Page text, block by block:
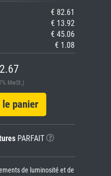
€ 82.61
€ 13.92
€ 45.06
€ 1.08
MwSt.)
panier
PARFAIT
de luminosité et de